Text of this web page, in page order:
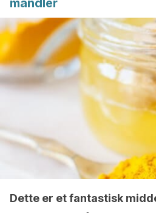
mandler
Dette er et fantastisk